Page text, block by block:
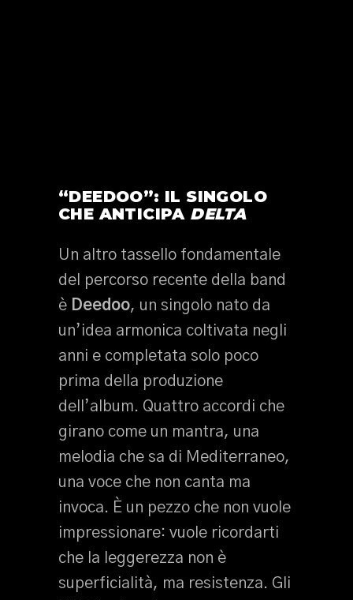
“DEEDOO”: IL SINGOLO
CHE ANTICIPA DELTA
Un altro tassello fondamentale
del percorso recente della band
è Deedoo, un singolo nato da
un’idea armonica coltivata negli
anni e completata solo poco
prima della produzione
dell’album. Quattro accordi che
girano come un mantra, una
melodia che sa di Mediterraneo,
una voce che non canta ma
invoca. È un pezzo che non vuole
impressionare: vuole ricordarti
che la leggerezza non è
superficialità, ma resistenza. Gli